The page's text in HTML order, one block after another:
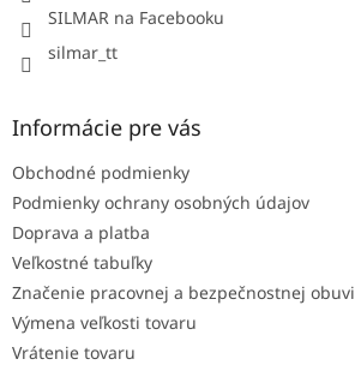
SILMAR na Facebooku
silmar_tt
Informácie pre vás
Obchodné podmienky
Podmienky ochrany osobných údajov
Doprava a platba
Veľkostné tabuľky
Značenie pracovnej a bezpečnostnej obuvi
Výmena veľkosti tovaru
Vrátenie tovaru